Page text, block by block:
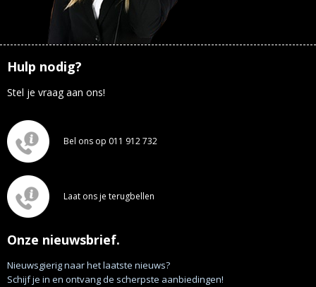
Hulp nodig?
Stel je vraag aan ons!
Bel ons op 011 912 732
Laat ons je terugbellen
Onze nieuwsbrief.
Nieuwsgierig naar het laatste nieuws?
Schijf je in en ontvang de scherpste aanbiedingen!